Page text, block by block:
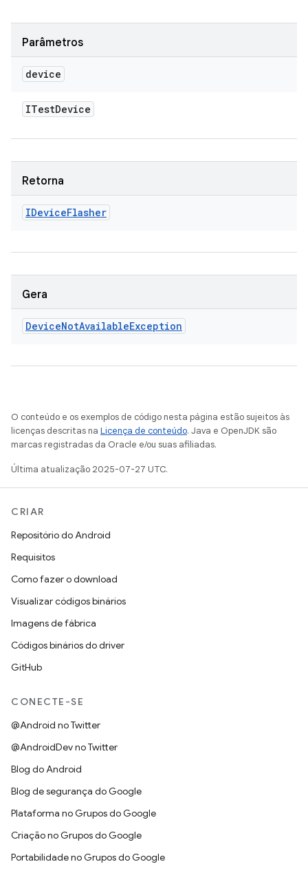
Parâmetros
device
ITestDevice
Retorna
IDeviceFlasher
Gera
DeviceNotAvailableException
O conteúdo e os exemplos de código nesta página estão sujeitos às
licenças descritas na Licença de conteúdo. Java e OpenJDK são
marcas registradas da Oracle e/ou suas afiliadas.
Última atualização 2025-07-27 UTC.
CRIAR
Repositório do Android
Requisitos
Como fazer o download
Visualizar códigos binários
Imagens de fábrica
Códigos binários do driver
GitHub
CONECTE-SE
@Android no Twitter
@AndroidDev no Twitter
Blog do Android
Blog de segurança do Google
Plataforma no Grupos do Google
Criação no Grupos do Google
Portabilidade no Grupos do Google